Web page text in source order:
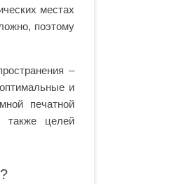
местах
поэтому
–
и
печатной
также целей